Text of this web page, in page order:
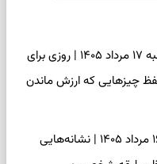
فال سرنوشت امروز شنبه ۱۷ مرداد ۱۴۰۵ | روزی برای
چیزهایی که ارزش ماندن
فال اسم امروز جمعه ۱۶ مرداد ۱۴۰۵ | نشانه‌هایی